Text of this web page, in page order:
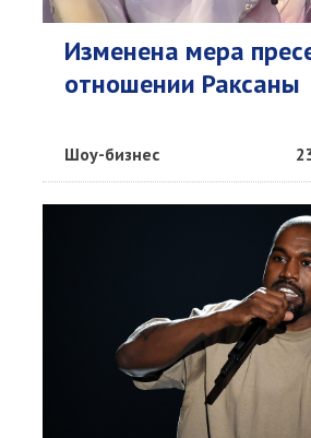
Изменена мера
отношении Раксаны
Шоу-бизнес